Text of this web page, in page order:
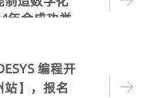
年会成功举
编程开
】，报名